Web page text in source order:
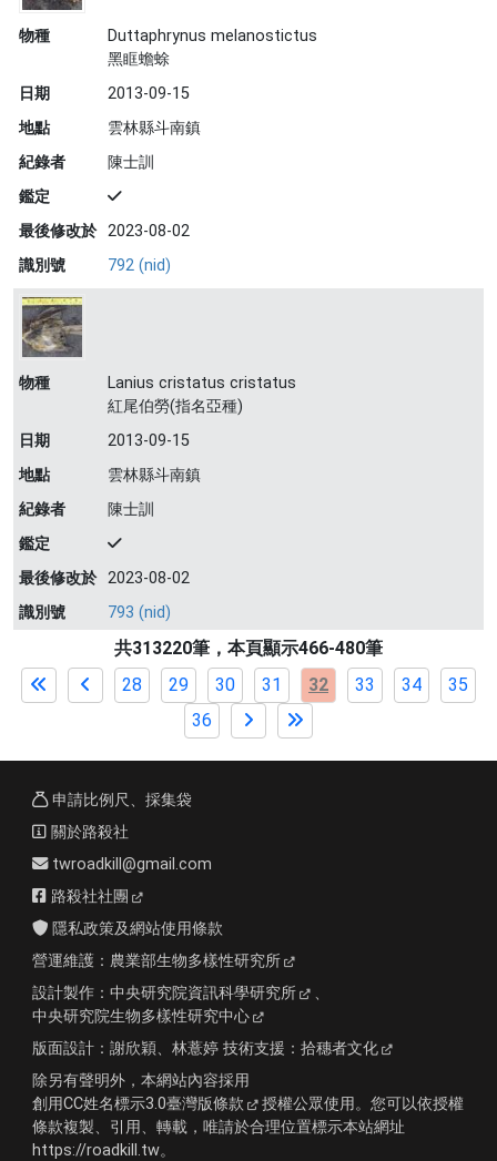
物種
Duttaphrynus melanostictus
黑眶蟾蜍
日期
2013-09-15
地點
雲林縣斗南鎮
紀錄者
陳士訓
鑑定
最後修改於 2023-08-02
識別號
792 (nid)
物種
Lanius cristatus cristatus
紅尾伯勞(指名亞種)
日期
2013-09-15
地點
雲林縣斗南鎮
紀錄者
陳士訓
鑑定
最後修改於 2023-08-02
識別號
793 (nid)
共313220筆，本頁顯示466-480筆
28
29 30 31 32 33 34
35
36
申請比例尺、採集袋
關於路殺社
twroadkill@gmail.com
路殺社社團
隱私政策及網站使用條款
營運維護： 農業部生物多樣性研究所
設計製作： 中央研究院資訊科學研究所
、
中央研究院生物多樣性研究中心
版面設計： 謝欣穎、林薏婷 技術支援： 拾穗者文化
除另有聲明外，本網站內容採用
創用CC姓名標示3.0臺灣版條款
授權公眾使用。您可以依授權
條款複製、引用、轉載，唯請於合理位置標示本站網址
https://roadkill.tw。